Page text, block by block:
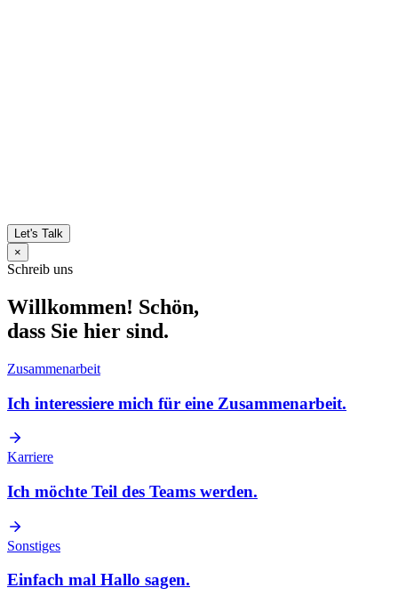
Let's Talk
×
Schreib uns
Willkommen! Schön,
dass Sie hier sind.
Zusammenarbeit
Ich interessiere mich für eine Zusammenarbeit.
Karriere
Ich möchte Teil des Teams werden.
Sonstiges
Einfach mal Hallo sagen.